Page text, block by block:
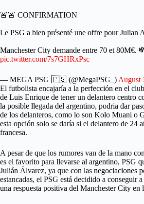
🚨🚨 CONFIRMATION
Le PSG a bien présenté une offre pour
Manchester City demande entre 70 et 80M€.
pic.twitter.com/7s7GHRxPsc
— MEGA PSG 🇵🇸 (@MegaPSG_) August
El futbolista encajaría a la perfección en el
de Luis Enrique de tener un delantero centro
la posible llegada del argentino, podria dar
de los delanteros, como lo son Kolo Muani o
esta opción solo se daría si el delantero de 24
francesa.
A pesar de que los rumores van de la mano
es el favorito para llevarse al argentino, PSG
Julián Álvarez, ya que con las negociaciones
estancadas, el PSG está decidido a conseguir
una respuesta positiva del Manchester City en